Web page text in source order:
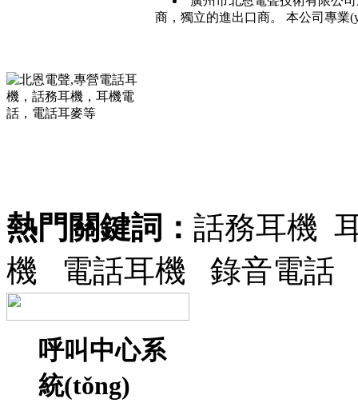
商，獨立的進出口商。 本公司專業
熱門關鍵詞： 話務耳機
機 電話耳機 錄音
呼叫中心系
統(tǒng)